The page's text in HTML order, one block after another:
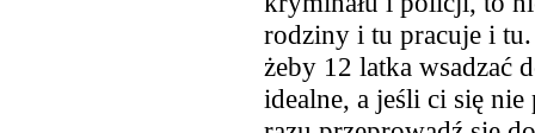
rodziny i tu pracuje i
żeby 12 latka wsadzać
idealne, a jeśli ci się